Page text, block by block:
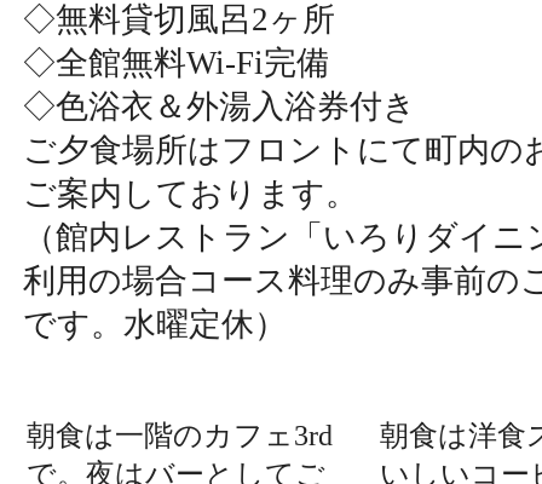
◇無料貸切風呂2ヶ所
◇全館無料Wi-Fi完備
◇色浴衣＆外湯入浴券付き
ご夕食場所はフロントにて町内の
ご案内しております。
（館内レストラン「いろりダイニ
利用の場合コース料理のみ事前の
です。水曜定休）
朝食は一階のカフェ3rd
で。夜はバーとしてご
朝食は洋食
いしいコー